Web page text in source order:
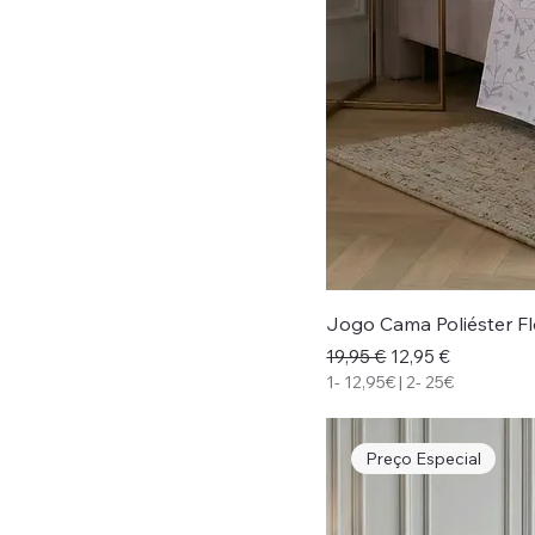
Jogo Cama Poliéster
Preço normal
19,95 € Preço promocional
12,95 €
1- 12,95€ | 2- 25€
Preço Especial